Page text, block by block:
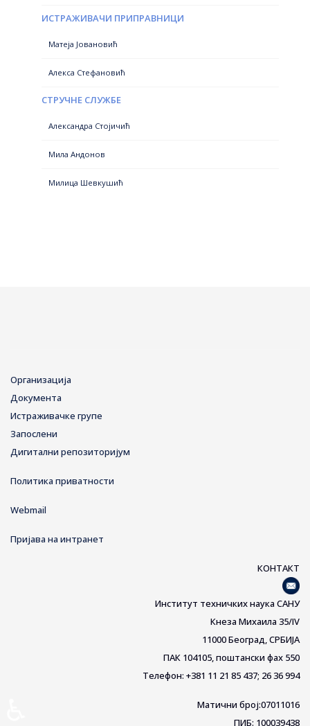
ИСТРАЖИВАЧИ ПРИПРАВНИЦИ
Матеја Јовановић
Алекса Стефановић
СТРУЧНЕ СЛУЖБЕ
Александра Стојичић
Мила Андонов
Милица Шевкушић
Организација
Документа
Истраживачке групе
Запослени
Дигитални репозиторијум
Политика приватности
Webmail
Пријава на интранет
КОНТАКТ
Институт техничких наука САНУ
Кнеза Михаила 35/IV
11000 Београд, СРБИЈА
ПАК 104105, поштански фах 550
Телефон: +381 11 21 85 437; 26 36 994
Матични број:07011016
ПИБ: 100039438